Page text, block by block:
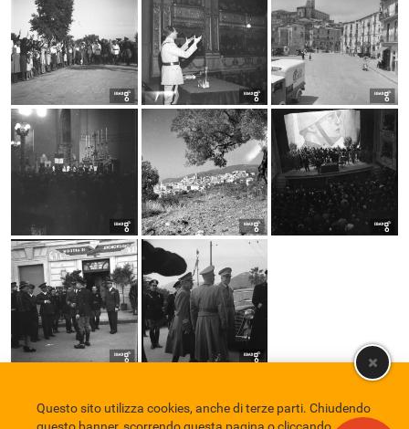
Comune di Eboli Servizio Bibliotecario Nazionale Privacy policy
Questo sito utilizza cookies, anche di terze parti. Chiudendo